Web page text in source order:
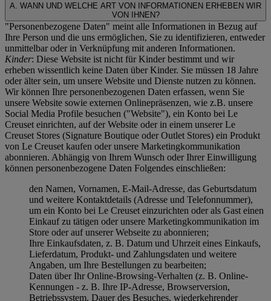
A. WANN UND WELCHE ART VON INFORMATIONEN ERHEBEN WIR
VON IHNEN?
"Personenbezogene Daten" meint alle Informationen in Bezug auf
Ihre Person und die uns ermöglichen, Sie zu identifizieren, entweder
unmittelbar oder in Verknüpfung mit anderen Informationen.
Kinder: Diese Website ist nicht für Kinder bestimmt und wir
erheben wissentlich keine Daten über Kinder. Sie müssen 18 Jahre
oder älter sein, um unsere Website und Dienste nutzen zu können.
Wir können Ihre personenbezogenen Daten erfassen, wenn Sie
unsere Website sowie externen Onlinepräsenzen, wie z.B. unsere
Social Media Profile besuchen ("Website"), ein Konto bei Le
Creuset einrichten, auf der Website oder in einem unserer Le
Creuset Stores (Signature Boutique oder Outlet Stores) ein Produkt
von Le Creuset kaufen oder unsere Marketingkommunikation
abonnieren. Abhängig von Ihrem Wunsch oder Ihrer Einwilligung
können personenbezogene Daten Folgendes einschließen:
den Namen, Vornamen, E-Mail-Adresse, das Geburtsdatum
und weitere Kontaktdetails (Adresse und Telefonnummer),
um ein Konto bei Le Creuset einzurichten oder als Gast einen
Einkauf zu tätigen oder unsere Marketingkommunikation im
Store oder auf unserer Webseite zu abonnieren;
Ihre Einkaufsdaten, z. B. Datum und Uhrzeit eines Einkaufs,
Lieferdatum, Produkt- und Zahlungsdaten und weitere
Angaben, um Ihre Bestellungen zu bearbeiten;
Daten über Ihr Online-Browsing-Verhalten (z. B. Online-
Kennungen - z. B. Ihre IP-Adresse, Browserversion,
Betriebssystem, Dauer des Besuches, wiederkehrender